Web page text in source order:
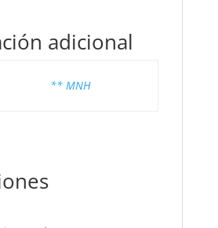
adicional
** MNH